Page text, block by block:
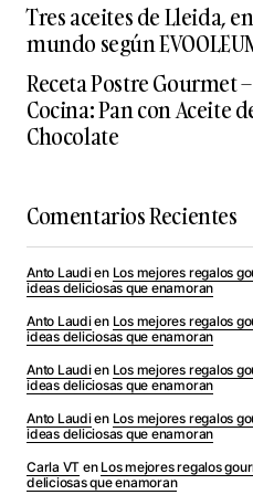
Tres aceites de Lleida,
mundo según
Receta Postre Gourmet
Cocina: Pan con Aceite
Chocolate
Comentarios Recientes
Anto Laudien Los mejores regalos
ideas deliciosas que enamoran
Anto Laudien Los mejores regalos
ideas deliciosas que enamoran
Anto Laudien Los mejores regalos
ideas deliciosas que enamoran
Anto Laudien Los mejores regalos
ideas deliciosas que enamoran
Carla VT en Los mejores regalos
deliciosas que enamoran